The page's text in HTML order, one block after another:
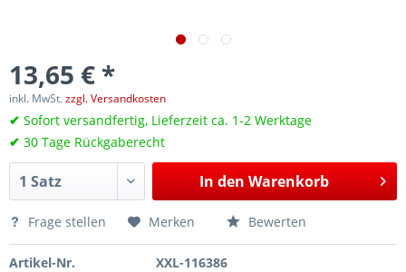
13,65 € *
inkl. MwSt.zzgl. Versandkosten
✔ Sofort versandfertig, Lieferzeit ca. 1-2 Werktage
✔ 30 Tage Rückgaberecht
In den Warenkorb
Frage stellen Merken Bewerten
Artikel-Nr.
XXL-116386